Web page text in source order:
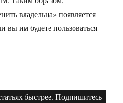
владельца» появляется
вы им будете пользоваться
быстрее. Подпишитесь